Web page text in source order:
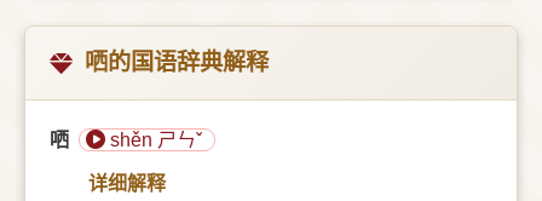
哂的国语辞典解释
哂 shěn ㄕㄣˇ
详细解释